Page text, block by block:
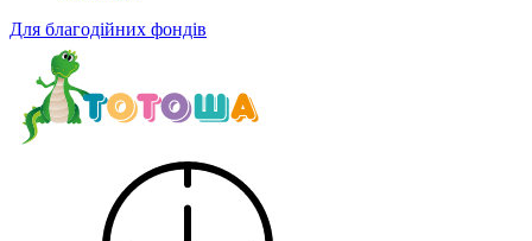
Для благодійних фондів